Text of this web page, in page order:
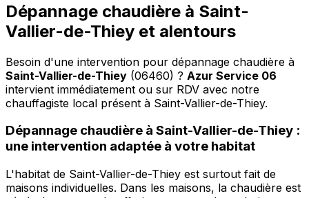
Dépannage chaudière à Saint-
Vallier-de-Thiey et alentours
Besoin d'une intervention pour dépannage chaudière à
Saint-Vallier-de-Thiey (06460) ? Azur Service 06
intervient immédiatement ou sur RDV avec notre
chauffagiste local présent à Saint-Vallier-de-Thiey.
Dépannage chaudière à Saint-Vallier-de-Thiey :
une intervention adaptée à votre habitat
L'habitat de Saint-Vallier-de-Thiey est surtout fait de
maisons individuelles. Dans les maisons, la chaudière est